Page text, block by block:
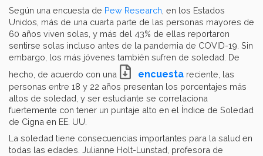
Según una encuesta de Pew Research , en los Estados
Unidos, más de una cuarta parte de las personas mayores de
60 años viven solas, y más del 43% de ellas reportaron
sentirse solas incluso antes de la pandemia de COVID-19. Sin
embargo, los más jóvenes también sufren de soledad. De
hecho, de acuerdo con una
encuesta reciente, las
personas entre 18 y 22 años presentan los porcentajes más
altos de soledad, y ser estudiante se correlaciona
fuertemente con tener un puntaje alto en el Índice de Soledad
de Cigna en EE. UU.
La soledad tiene consecuencias importantes para la salud en
todas las edades. Julianne Holt-Lunstad, profesora de